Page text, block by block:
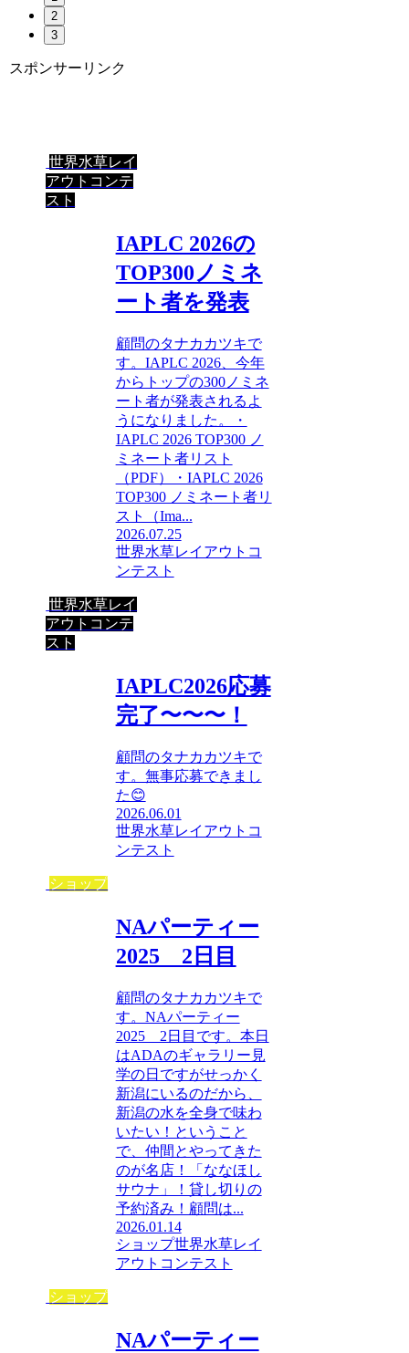
2
3
スポンサーリンク
世界水草レイ
アウトコンテ
スト
IAPLC 2026の
TOP300ノミネ
ート者を発表
顧問のタナカカツキで
す。IAPLC 2026、今年
からトップの300ノミネ
ート者が発表されるよ
うになりました。・
IAPLC 2026 TOP300 ノ
ミネート者リスト
（PDF）・IAPLC 2026
TOP300 ノミネート者リ
スト（Ima...
2026.07.25
世界水草レイアウトコ
ンテスト
世界水草レイ
アウトコンテ
スト
IAPLC2026応募
完了〜〜〜！
顧問のタナカカツキで
す。無事応募できまし
た😊
2026.06.01
世界水草レイアウトコ
ンテスト
ショップ
NAパーティー
2025 2日目
顧問のタナカカツキで
す。NAパーティー
2025 2日目です。本日
はADAのギャラリー見
学の日ですがせっかく
新潟にいるのだから、
新潟の水を全身で味わ
いたい！ということ
で、仲間とやってきた
のが名店！「ななほし
サウナ」！貸し切りの
予約済み！顧問は...
2026.01.14
ショップ世界水草レイ
アウトコンテスト
ショップ
NAパーティー